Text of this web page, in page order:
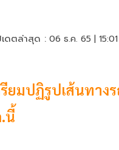
ดตล่าสุด : 06 ธ.ค. 65 |
ยมปฏิรูปเส้นทาง
นี้